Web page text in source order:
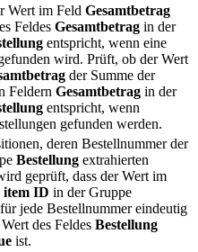
Wert im Feld Gesamtbetrag
Feldes Gesamtbetrag in der
entspricht, wenn eine
wird. Prüft, ob der Wert
der Summe der
Feldern Gesamtbetrag in der
entspricht, wenn
gefunden werden.
deren Bestellnummer der
Bestellung extrahierten
geprüft, dass der Wert im
ID in der Gruppe
für jede Bestellnummer eindeutig
des Feldes Bestellung
ist.